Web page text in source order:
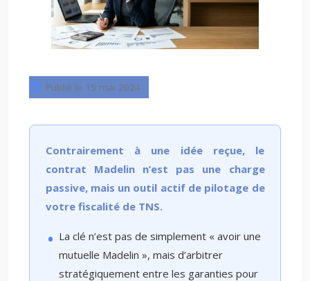
Publié le 15 mai 2024
Contrairement à une idée reçue, le
contrat Madelin n’est pas une charge
passive, mais un outil actif de pilotage de
votre fiscalité de TNS.
La clé n’est pas de simplement « avoir une
mutuelle Madelin », mais d’arbitrer
stratégiquement entre les garanties pour